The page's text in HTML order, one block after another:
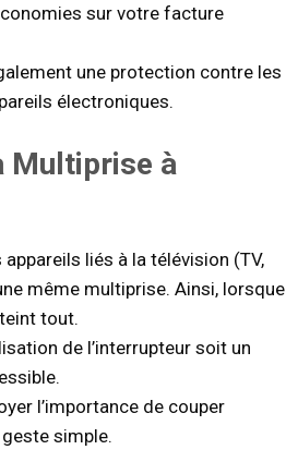
sur votre facture
une protection contre les
électroniques.
Multiprise à
liés à la télévision (TV,
même multiprise. Ainsi, lorsque
tout.
de l’interrupteur soit un
l’importance de couper
simple.